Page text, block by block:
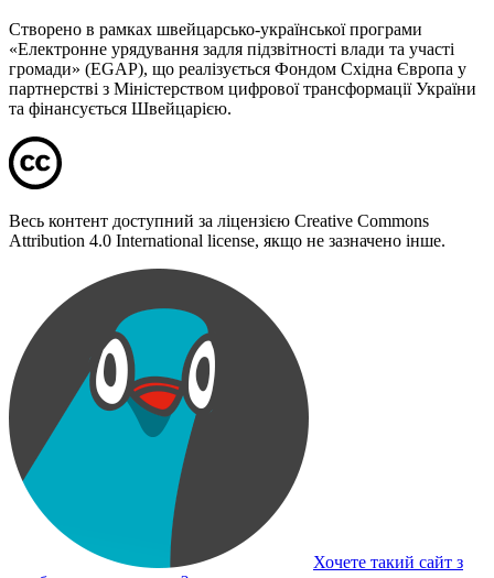
Створено в рамках швейцарсько-української програми
«Електронне урядування задля підзвітності влади та участі
громади» (EGAP), що реалізується Фондом Східна Європа у
партнерстві з Міністерством цифрової трансформації України
та фінансується Швейцарією.
Весь контент доступний за ліцензією Creative Commons
Attribution 4.0 International license, якщо не зазначено інше.
Хочете такий сайт з